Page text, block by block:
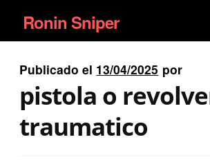
Ir
a
la
navegación
Ir
al
contenido
Ronin Sniper
EQUIPAMIENTO ÉLITE
Publicado el 13/04/2025 por
pistola o
traumatico